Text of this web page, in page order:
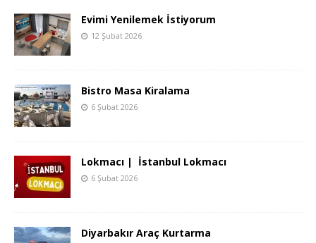
Evimi Yenilemek İstiyorum
12 Şubat 2026
Bistro Masa Kiralama
6 Şubat 2026
Lokmacı | İstanbul Lokmacı
6 Şubat 2026
Diyarbakır Araç Kurtarma